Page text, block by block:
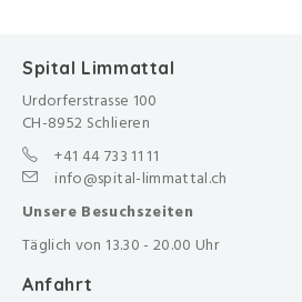
Spital Limmattal
Urdorferstrasse 100
CH-8952 Schlieren
+41 44 733 11 11
info@spital-limmattal.ch
Unsere Besuchszeiten
Täglich von 13.30 - 20.00 Uhr
Anfahrt